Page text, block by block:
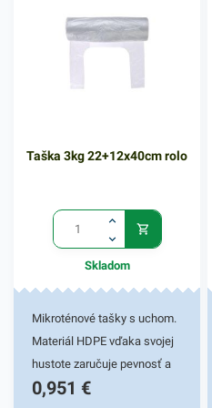
oblastiach - v priemysloch,
potravinárstve, skladoch i v
jednoducho nalepí na rôzne
potreby. Vďaka etiketám
prehľadne označené. V našej
širokej ponuke produktov
nájdete ďalšie podobné
príslušenstvo.
Taška 3kg 22+12x40cm rolo
Skladom
Mikroténové tašky s uchom.
Materiál HDPE vďaka svojej
hustote zaručuje pevnosť a
odolnosť. Je netoxický, preto
0,951 €